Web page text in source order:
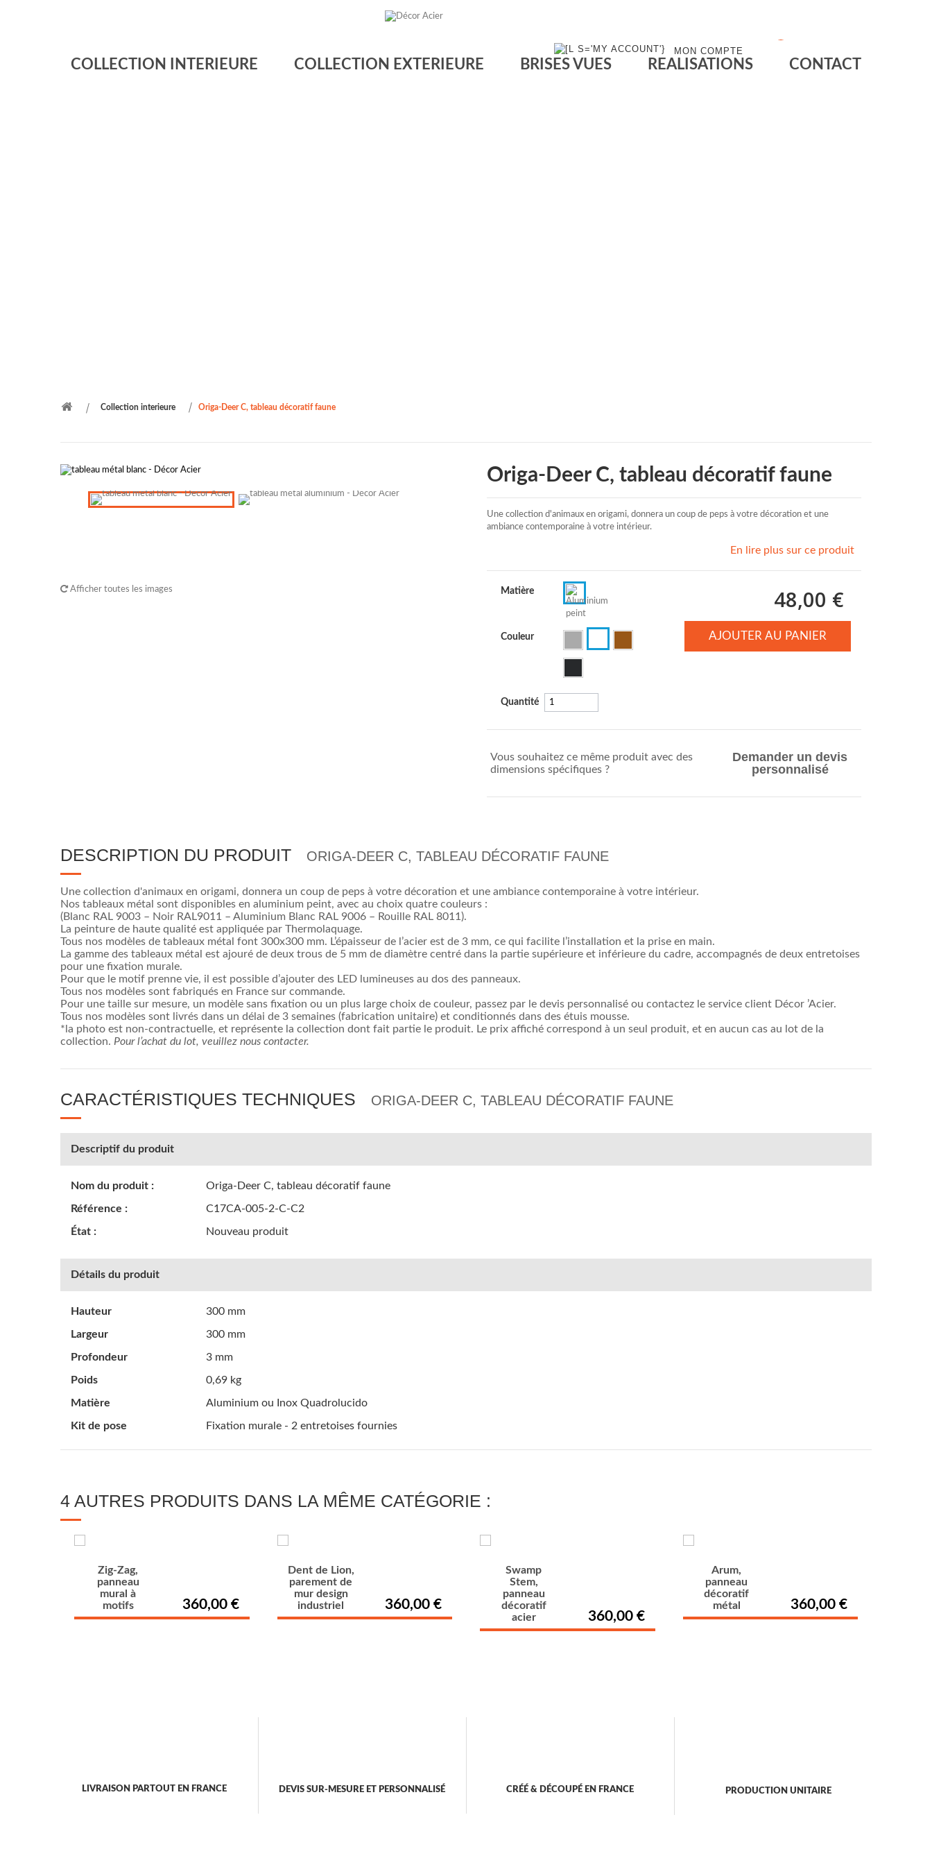
MON COMPTE
COLLECTION INTERIEURE COLLECTION EXTERIEURE BRISES VUES REALISATIONS CONTACT
Collection interieure Origa-Deer C, tableau décoratif faune
Afficher toutes les images
Origa-Deer C, tableau décoratif faune
Une collection d'animaux en origami, donnera un coup de peps à votre décoration et une
ambiance contemporaine à votre intérieur.
En lire plus sur ce produit
Matière
Couleur
Quantité
48,00 €
AJOUTER AU PANIER
Vous souhaitez ce même produit avec des
dimensions spécifiques ?
Demander un devis
personnalisé
DESCRIPTION DU PRODUIT ORIGA-DEER C, TABLEAU DÉCORATIF FAUNE
Une collection d'animaux en origami, donnera un coup de peps à votre décoration et une ambiance contemporaine à votre intérieur.
Nos tableaux métal sont disponibles en aluminium peint, avec au choix quatre couleurs :
(Blanc RAL 9003 – Noir RAL9011 – Aluminium Blanc RAL 9006 – Rouille RAL 8011).
La peinture de haute qualité est appliquée par Thermolaquage.
Tous nos modèles de tableaux métal font 300x300 mm. L’épaisseur de l’acier est de 3 mm, ce qui facilite l’installation et la prise en main.
La gamme des tableaux métal est ajouré de deux trous de 5 mm de diamètre centré dans la partie supérieure et inférieure du cadre, accompagnés de deux entretoises
pour une fixation murale.
Pour que le motif prenne vie, il est possible d’ajouter des LED lumineuses au dos des panneaux.
Tous nos modèles sont fabriqués en France sur commande.
Pour une taille sur mesure, un modèle sans fixation ou un plus large choix de couleur, passez par le devis personnalisé ou contactez le service client Décor ’Acier.
Tous nos modèles sont livrés dans un délai de 3 semaines (fabrication unitaire) et conditionnés dans des étuis mousse.
*la photo est non-contractuelle, et représente la collection dont fait partie le produit. Le prix affiché correspond à un seul produit, et en aucun cas au lot de la
collection. Pour l’achat du lot, veuillez nous contacter.
CARACTÉRISTIQUES TECHNIQUES ORIGA-DEER C, TABLEAU DÉCORATIF FAUNE
Descriptif du produit
Nom du produit : Origa-Deer C, tableau décoratif faune
Référence : C17CA-005-2-C-C2
État : Nouveau produit
Détails du produit
Hauteur 300 mm
Largeur 300 mm
Profondeur 3 mm
Poids 0,69 kg
Matière Aluminium ou Inox Quadrolucido
Kit de pose Fixation murale - 2 entretoises fournies
4 AUTRES PRODUITS DANS LA MÊME CATÉGORIE :
Zig-Zag,
panneau
mural à
motifs
360,00 €
Dent de Lion,
parement de
mur design
industriel
360,00 €
Swamp
Stem,
panneau
décoratif
acier
360,00 €
Arum,
panneau
décoratif
métal
360,00 €
LIVRAISON PARTOUT EN FRANCE DEVIS SUR-MESURE ET PERSONNALISÉ CRÉÉ & DÉCOUPÉ EN FRANCE PRODUCTION UNITAIRE